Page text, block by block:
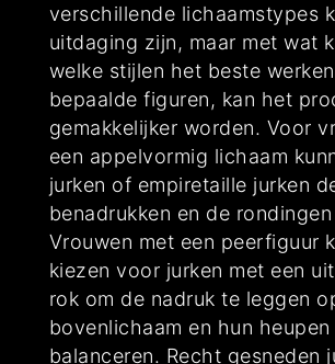
verschillende lichaamstypes
uitdaging zijn, maar met wat
welke stijlen het beste
bepaalde figuren, kan het
gemakkelijker worden. Voor
een appelvormig lichaam
jurken of empiretaille jurken
benadrukken en de
Vrouwen met een peerfiguur
kiezen voor jurken met een
rok om de nadruk te leggen
bovenlichaam en hun
balanceren. Recht gesneden